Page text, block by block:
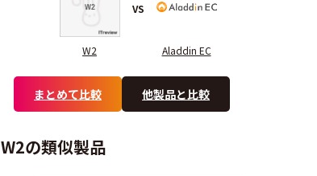
W2
VS
Aladdin EC
まとめて比較 他製品と比較
W2の類似製品